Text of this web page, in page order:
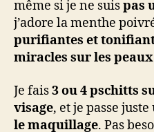
même si je ne suispas
j’adore la menthe
purifiantes et
miracles sur les
Je fais3 ou 4 pschitts
visage, et je passe juste
le maquillage. Pas